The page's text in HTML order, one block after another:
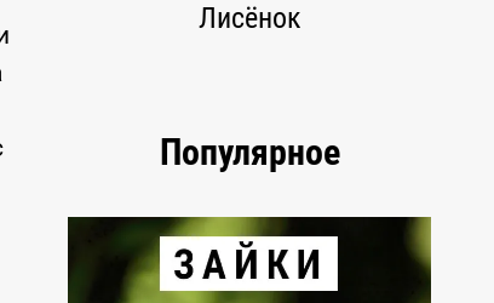
Лисёнок
Популярное